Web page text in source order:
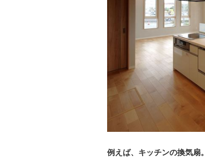
例えば、キッチンの換気扇。